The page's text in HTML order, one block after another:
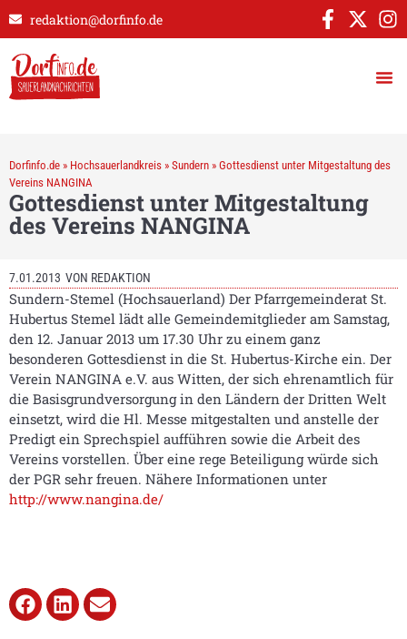
redaktion@dorfinfo.de
Dorfinfo.de » Hochsauerlandkreis » Sundern » Gottesdienst unter Mitgestaltung des
Vereins NANGINA
Gottesdienst unter Mitgestaltung
des Vereins NANGINA
7.01.2013 VON REDAKTION
Sundern-Stemel (Hochsauerland) Der Pfarrgemeinderat St.
Hubertus Stemel lädt alle Gemeindemitglieder am Samstag,
den 12. Januar 2013 um 17.30 Uhr zu einem ganz
besonderen Gottesdienst in die St. Hubertus-Kirche ein. Der
Verein NANGINA e.V. aus Witten, der sich ehrenamtlich für
die Basisgrundversorgung in den Ländern der Dritten Welt
einsetzt, wird die Hl. Messe mitgestalten und anstelle der
Predigt ein Sprechspiel aufführen sowie die Arbeit des
Vereins vorstellen. Über eine rege Beteiligung würde sich
der PGR sehr freuen. Nähere Informationen unter
http://www.nangina.de/